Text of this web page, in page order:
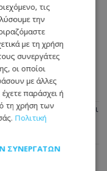
με μαχαίρι - Στο
χειροπέδες σε
- Πότε θα γίνει
- Δείτε
την είσοδο
τις
την
με τη χρήση
συνεργάτες
οι οποίοι
με άλλες
παράσχει ή
τη χρήση των
Πολιτική
ΣΥΝΕΡΓΑΤΏΝ